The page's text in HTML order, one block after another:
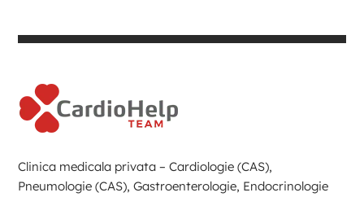
Clinica medicala privata – Cardiologie (CAS),
Pneumologie (CAS), Gastroenterologie, Endocrinologie